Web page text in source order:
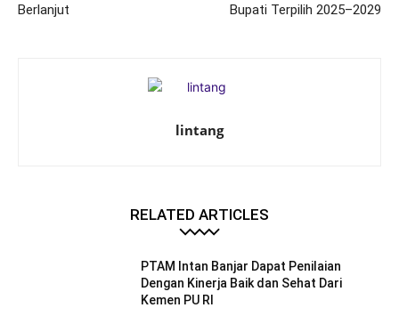
Berlanjut
Bupati Terpilih 2025–2029
lintang
RELATED ARTICLES
PTAM Intan Banjar Dapat Penilaian
Dengan Kinerja Baik dan Sehat Dari
Kemen PU RI